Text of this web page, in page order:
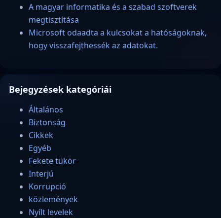
A magyar informatika és a szabad szoftverek
megtisztítása
Microsoft odaadta a kulcsokat a hatóságoknak,
hogy visszafejthessék az adatokat.
Bejegyzések kategóriái
Általános
Biztonság
Cikkek
Egyéb
Fekete tükör
Interjú
Korrupció
közlemények
Nyílt levelek